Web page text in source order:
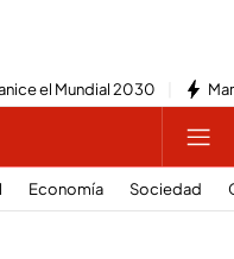
el Mundial 2030
Economía Sociedad